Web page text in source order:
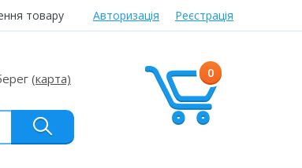
товару Авторизація Реєстрація
0
(карта)